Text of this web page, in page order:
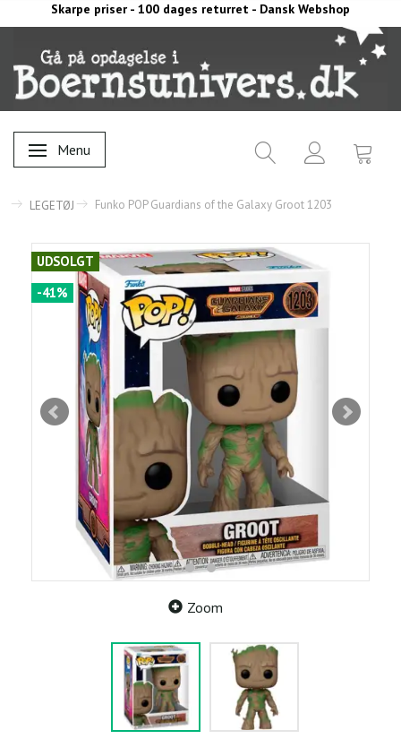
Skarpe priser - 100 dages returret - Dansk Webshop
Skifte navigation
Menu
LEGETØJ Funko POP Guardians of the Galaxy Groot 1203
UDSOLGT
-41%
Zoom